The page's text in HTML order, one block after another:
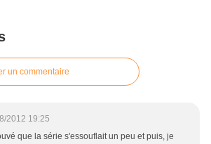
un commentaire
2012 19:25
que la série s'essouflait un peu et puis, je